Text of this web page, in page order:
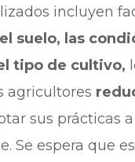
incluyen
suelo, las
tipo de cultivo,
agricultores
sus prácticas
Se espera que